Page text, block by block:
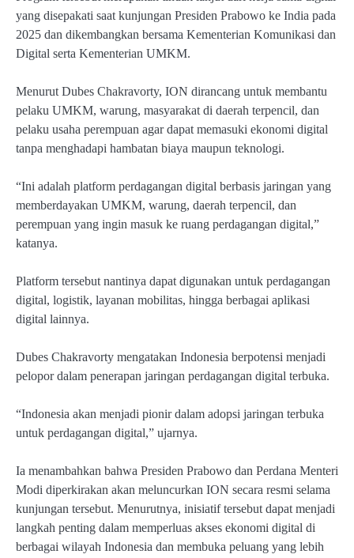
yang disepakati saat kunjungan Presiden Prabowo ke India pada
2025 dan dikembangkan bersama Kementerian Komunikasi dan
Digital serta Kementerian UMKM.
Menurut Dubes Chakravorty, ION dirancang untuk membantu
pelaku UMKM, warung, masyarakat di daerah terpencil, dan
pelaku usaha perempuan agar dapat memasuki ekonomi digital
tanpa menghadapi hambatan biaya maupun teknologi.
“Ini adalah platform perdagangan digital berbasis jaringan yang
memberdayakan UMKM, warung, daerah terpencil, dan
perempuan yang ingin masuk ke ruang perdagangan digital,”
katanya.
Platform tersebut nantinya dapat digunakan untuk perdagangan
digital, logistik, layanan mobilitas, hingga berbagai aplikasi
digital lainnya.
Dubes Chakravorty mengatakan Indonesia berpotensi menjadi
pelopor dalam penerapan jaringan perdagangan digital terbuka.
“Indonesia akan menjadi pionir dalam adopsi jaringan terbuka
untuk perdagangan digital,” ujarnya.
Ia menambahkan bahwa Presiden Prabowo dan Perdana Menteri
Modi diperkirakan akan meluncurkan ION secara resmi selama
kunjungan tersebut. Menurutnya, inisiatif tersebut dapat menjadi
langkah penting dalam memperluas akses ekonomi digital di
berbagai wilayah Indonesia dan membuka peluang yang lebih